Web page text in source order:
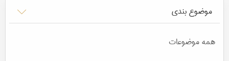
موضوع بندی
همه موضوعات